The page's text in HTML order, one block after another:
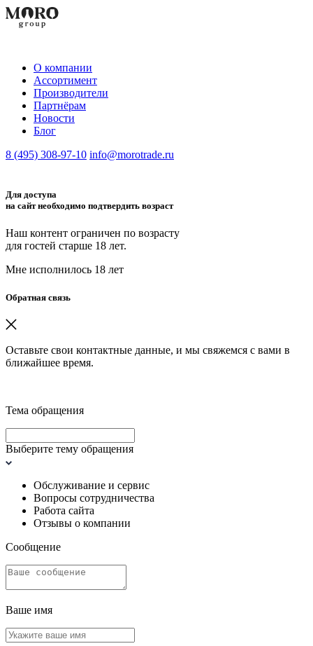
О компании
Aссортимент
Производители
Партнёрам
Новости
Блог
8 (495) 308-97-10 info@morotrade.ru
Для доступа
на сайт необходимо подтвердить возраст
Наш контент ограничен по возрасту
для гостей старше 18 лет.
Мне исполнилось 18 лет
Обратная связь
Оставьте свои контактные данные, и мы свяжемся с вами в
ближайшее время.
Тема обращения
Выберите тему обращения
Обслуживание и сервис
Вопросы сотрудничества
Работа сайта
Отзывы о компании
Сообщение
Ваше имя